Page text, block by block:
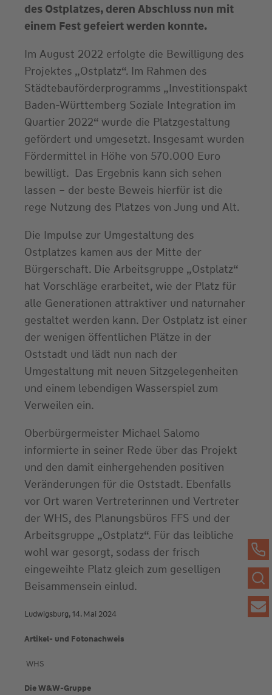
des Ostplatzes, deren Abschluss nun mit
einem Fest gefeiert werden konnte.
Im August 2022 erfolgte die Bewilligung des
Projektes „Ostplatz“. Im Rahmen des
Städtebauförderprogramms „Investitionspakt
Baden-Württemberg Soziale Integration im
Quartier 2022“ wurde die Platzgestaltung
gefördert und umgesetzt. Insgesamt wurden
Fördermittel in Höhe von 570.000 Euro
bewilligt. Das Ergebnis kann sich sehen
lassen – der beste Beweis hierfür ist die
rege Nutzung des Platzes von Jung und Alt.
Die Impulse zur Umgestaltung des
Ostplatzes kamen aus der Mitte der
Bürgerschaft. Die Arbeitsgruppe „Ostplatz“
hat Vorschläge erarbeitet, wie der Platz für
alle Generationen attraktiver und naturnaher
gestaltet werden kann. Der Ostplatz ist einer
der wenigen öffentlichen Plätze in der
Oststadt und lädt nun nach der
Umgestaltung mit neuen Sitzgelegenheiten
und einem lebendigen Wasserspiel zum
Verweilen ein.
Oberbürgermeister Michael Salomo
informierte in seiner Rede über das Projekt
und den damit einhergehenden positiven
Veränderungen für die Oststadt. Ebenfalls
vor Ort waren Vertreterinnen und Vertreter
der WHS, des Planungsbüros FFS und der
Arbeitsgruppe „Ostplatz“. Für das leibliche
wohl war gesorgt, sodass der frisch
eingeweihte Platz gleich zum geselligen
Beisammensein einlud.
Ludwigsburg, 14. Mai 2024
Artikel- und Fotonachweis
WHS
Die W&W-Gruppe